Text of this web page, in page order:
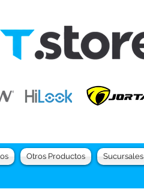
Otros Productos Sucursales